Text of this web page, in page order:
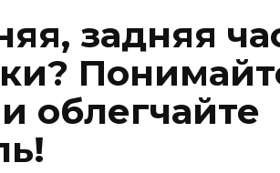
задняя
облегчайте